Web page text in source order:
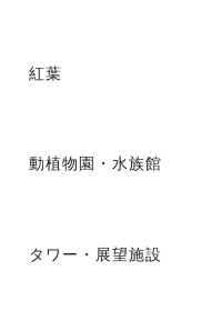
紅葉
動植物園・水族館
タワー・展望施設